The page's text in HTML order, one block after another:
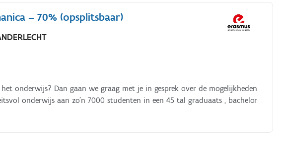
respect.
– 70% (opsplitsbaar)
onderwijs? Dan gaan we graag met je in gesprek over de mogelijkheden
onderwijs aan zo’n 7000 studenten in een 45 tal graduaats , bachelor